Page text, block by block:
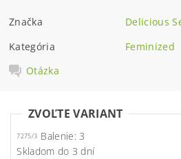
Značka
Delicious
Kategória
Feminized
Otázka
ZVOĽTE VARIANT
7275/3 Balenie: 3
Skladom do 3 dní